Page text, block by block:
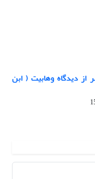
دیدگاه وهابیت ( ابن